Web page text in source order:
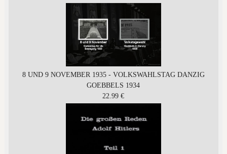
8 UND 9 NOVEMBER 1935 - VOLKSWAHLSTAG DANZIG
GOEBBELS 1934
22.99 €